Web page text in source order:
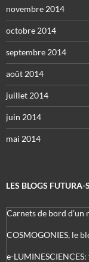
novembre 2014
octobre 2014
septembre 2014
août 2014
juillet 2014
juin 2014
mai 2014
LES BLOGS FUTURA-
Carnets de bord d’un
COSMOGONIES, le
e-